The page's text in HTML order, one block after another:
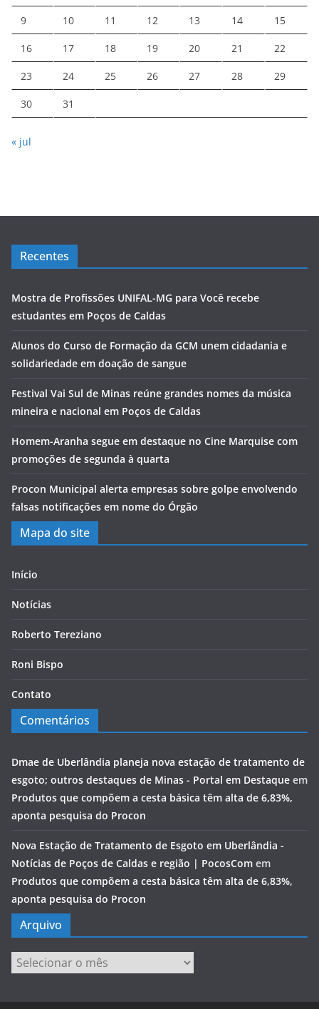
9 10 11 12 13 14 15
16 17 18 19 20 21 22
23 24 25 26 27 28 29
30 31
« jul
Recentes
Mostra de Profissões UNIFAL-MG para Você recebe
estudantes em Poços de Caldas
Alunos do Curso de Formação da GCM unem cidadania e
solidariedade em doação de sangue
Festival Vai Sul de Minas reúne grandes nomes da música
mineira e nacional em Poços de Caldas
Homem-Aranha segue em destaque no Cine Marquise com
promoções de segunda à quarta
Procon Municipal alerta empresas sobre golpe envolvendo
falsas notificações em nome do Órgão
Mapa do site
Início
Notícias
Roberto Tereziano
Roni Bispo
Contato
Comentários
Dmae de Uberlândia planeja nova estação de tratamento de
esgoto; outros destaques de Minas - Portal em Destaque em
Produtos que compõem a cesta básica têm alta de 6,83%,
aponta pesquisa do Procon
Nova Estação de Tratamento de Esgoto em Uberlândia -
Notícias de Poços de Caldas e região | PocosCom em
Produtos que compõem a cesta básica têm alta de 6,83%,
aponta pesquisa do Procon
Arquivo
Arquivo